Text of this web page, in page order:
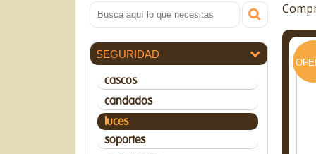
SEGURIDAD
cascos
candados
luces
soportes